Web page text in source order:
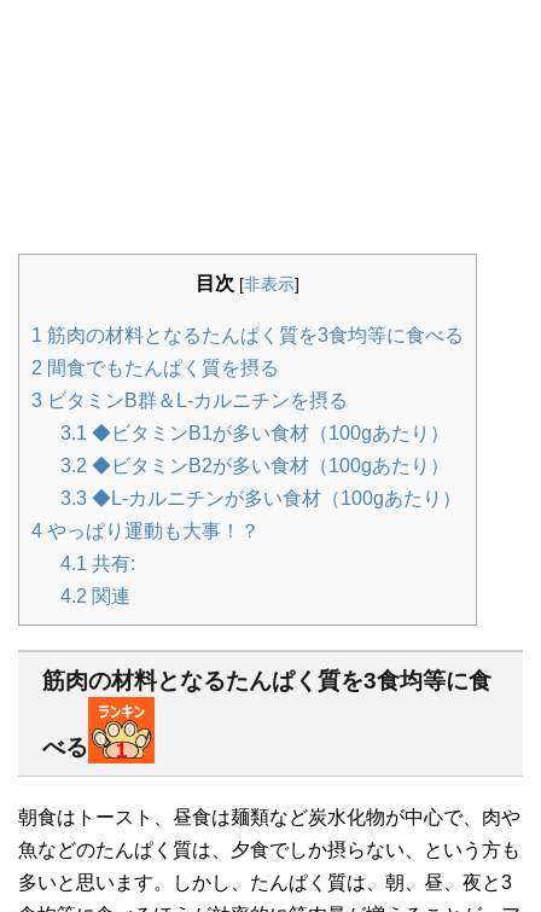
目次 [非表示]
1 筋肉の材料となるたんぱく質を3食均等に食べる
2 間食でもたんぱく質を摂る
3 ビタミンB群＆L-カルニチンを摂る
3.1 ◆ビタミンB1が多い食材（100gあたり）
3.2 ◆ビタミンB2が多い食材（100gあたり）
3.3 ◆L-カルニチンが多い食材（100gあたり）
4 やっぱり運動も大事！？
4.1 共有:
4.2 関連
筋肉の材料となるたんぱく質を3食均等に食
べる
朝食はトースト、昼食は麺類など炭水化物が中心で、肉や
魚などのたんぱく質は、夕食でしか摂らない、という方も
多いと思います。しかし、たんぱく質は、朝、昼、夜と3